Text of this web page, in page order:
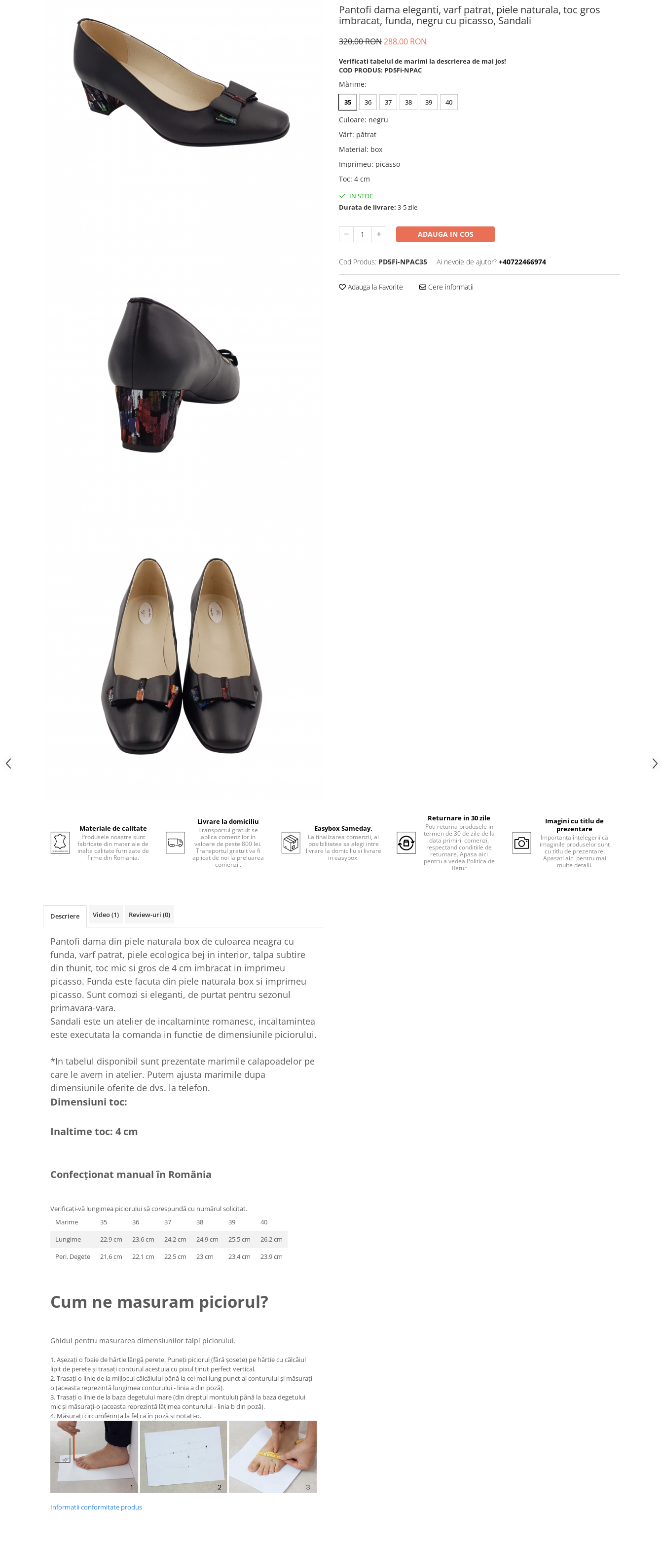
Pantofi dama eleganti, varf patrat, piele naturala, toc gros
imbracat, funda, negru cu picasso, Sandali
320,00 RON288,00 RON
Verificati tabelul de marimi la descrierea de mai jos!
COD PRODUS: PD5Fi-NPAC
Mărime:
35 36 37 38 39 40
Culoare: negru
Vârf: pătrat
Material: box
Imprimeu: picasso
Toc: 4 cm
IN STOC
Durata de livrare: 3-5 zile
ADAUGA IN COS
Cod Produs: PD5Fi-NPAC35 Ai nevoie de ajutor? +40722466974
Adauga la Favorite Cere informatii
Materiale de calitate
Produsele noastre sunt
fabricate din materiale de
inalta calitate furnizate de
firme din Romania.
Livrare la domiciliu
Transportul gratuit se
aplica comenzilor in
valoare de peste 800 lei.
Transportul gratuit va fi
aplicat de noi la preluarea
comenzii.
Easybox Sameday.
La finalizarea comenzii, ai
posibilitatea sa alegi intre
livrare la domiciliu si livrare
in easybox.
Returnare in 30 zile
Poti returna produsele in
termen de 30 de zile de la
data primirii comenzi,
respectand conditiile de
returnare. Apasa aici
pentru a vedea Politica de
Retur
Imagini cu titlu de
prezentare
Importanța înțelegerii că
imaginile produselor sunt
cu titlu de prezentare.
Apasati aici pentru mai
multe detalii.
Descriere Video(1) Review-uri (0)
Pantofi dama din piele naturala box de culoarea neagra cu
funda, varf patrat, piele ecologica bej in interior, talpa subtire
din thunit, toc mic si gros de 4 cm imbracat in imprimeu
picasso. Funda este facuta din piele naturala box si imprimeu
picasso. Sunt comozi si eleganti, de purtat pentru sezonul
primavara-vara.
Sandali este un atelier de incaltaminte romanesc, incaltamintea
este executata la comanda in functie de dimensiunile piciorului.
*In tabelul disponibil sunt prezentate marimile calapoadelor pe
care le avem in atelier. Putem ajusta marimile dupa
dimensiunile oferite de dvs. la telefon.
Dimensiuni toc:
Inaltime toc: 4 cm
Confecționat manual în România
Verificați-vă lungimea piciorului să corespundă cu numărul solicitat.
Marime
35 36 37 38 39
40
Lungime
22,9 cm 23,6 cm 24,2 cm 24,9 cm 25,5 cm
26,2 cm
Peri. Degete
21,6 cm 22,1 cm 22,5 cm 23 cm 23,4 cm 23,9 cm
Cum ne masuram piciorul?
Ghidul pentru masurarea dimensiunilor talpi piciorului.
1. Așezați o foaie de hârtie lângă perete. Puneți piciorul (fără șosete) pe hârtie cu călcâiul
lipit de perete și trasați conturul acestuia cu pixul ținut perfect vertical.
2. Trasați o linie de la mijlocul călcâiului până la cel mai lung punct al conturului și măsurați-
o (aceasta reprezintă lungimea conturului - linia a din poză).
3. Trasați o linie de la baza degetului mare (din dreptul montului) până la baza degetului
mic și măsurați-o (aceasta reprezintă lățimea conturului - linia b din poză).
4. Măsurați circumferința la fel ca în poză si notați-o.
Informatii conformitate produs